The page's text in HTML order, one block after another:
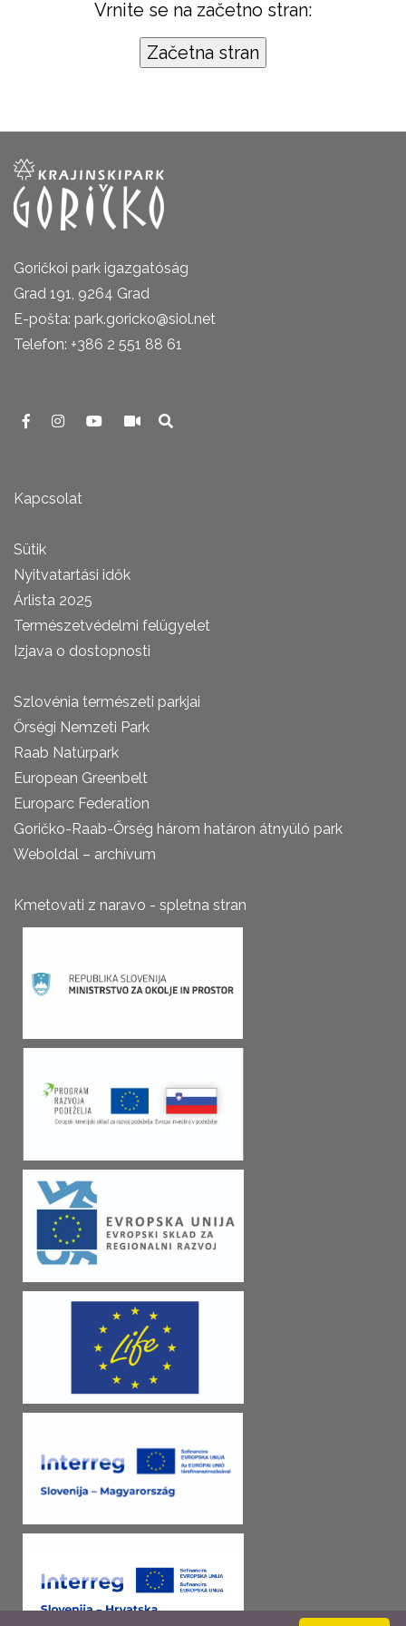
Vrnite se na začetno stran:
Goričkoi park igazgatóság
Grad 191, 9264 Grad
E-pošta: park.goricko@siol.net
Telefon: +386 2 551 88 61
Kapcsolat
Sütik
Nyitvatartási idők
Árlista 2025
Természetvédelmi felügyelet
Izjava o dostopnosti
Szlovénia természeti parkjai
Őrségi Nemzeti Park
Raab Natúrpark
European Greenbelt
Europarc Federation
Goričko-Raab-Őrség három határon átnyúló park
Weboldal – archívum
Kmetovati z naravo - spletna stran